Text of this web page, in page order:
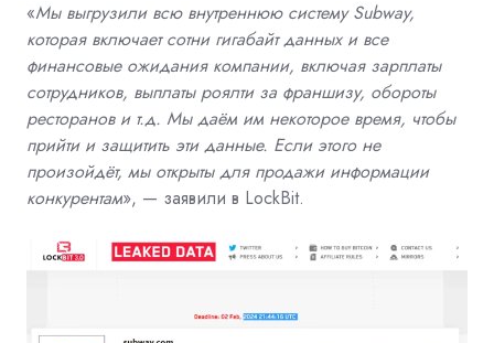
«Мы выгрузили всю внутреннюю систему Subway,
которая включает сотни гигабайт данных и все
финансовые ожидания компании, включая зарплаты
сотрудников, выплаты роялти за франшизу, обороты
ресторанов и т.д. Мы даём им некоторое время, чтобы
прийти и защитить эти данные. Если этого не
произойдёт, мы открыты для продажи информации
конкурентам», — заявили в LockBit.